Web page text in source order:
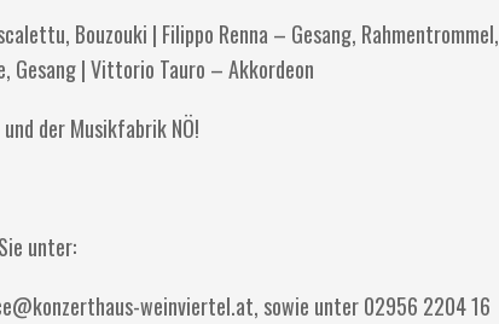
Bouzouki | Filippo Renna – Gesang, Rahmentrommel,
Gesang | Vittorio Tauro – Akkordeon
der Musikfabrik NÖ!
unter:
weinviertel.at, sowie unter 02956 2204 16